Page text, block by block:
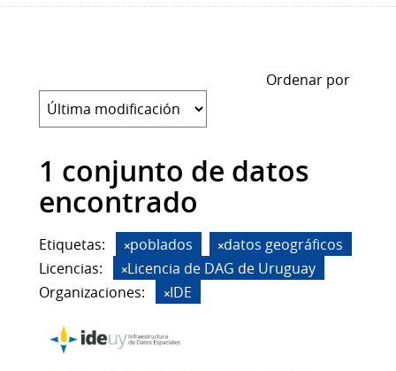
Ordenar por
1 conjunto de datos
encontrado
Etiquetas: poblados
datos geográficos
Licencias:
Licencia de DAG de Uruguay
Organizaciones:
IDE